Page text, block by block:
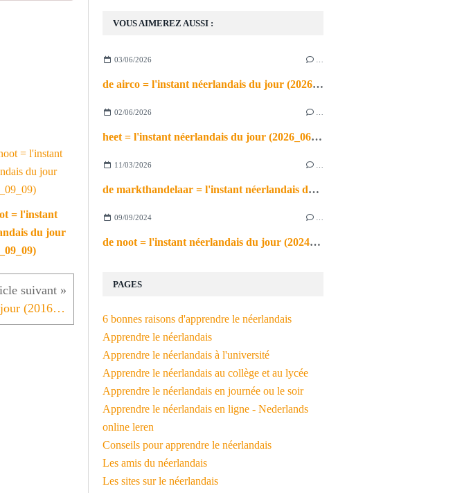
= l'instant
du jour
L'instant néerlandais du jour (2016_04_22): Ik neem ook geen slaappil
VOUS AIMEREZ AUSSI :
03/06/2026
de airco = l'instant néerlandais du jour (2026_06_03)
02/06/2026
heet = l'instant néerlandais du jour (2026_06_02)
11/03/2026
de markthandelaar = l'instant néerlandais du jour (2026_03_11)
09/09/2024
de noot = l'instant néerlandais du jour (2024_09_09)
PAGES
6 bonnes raisons d'apprendre le néerlandais
Apprendre le néerlandais
Apprendre le néerlandais à l'université
Apprendre le néerlandais au collège et au lycée
Apprendre le néerlandais en journée ou le soir
Apprendre le néerlandais en ligne - Nederlands
online leren
Conseils pour apprendre le néerlandais
Les amis du néerlandais
Les sites sur le néerlandais